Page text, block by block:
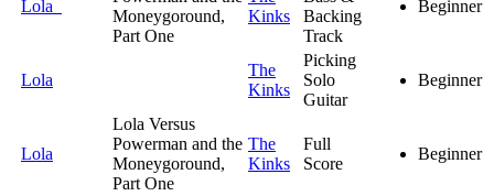
Lola
Moneygoround,
Part One
Kinks
Backing
Track
Beginner
Lola
The
Kinks
Picking
Solo
Guitar
Beginner
Lola
Lola Versus
Powerman and the
Moneygoround,
Part One
The
Kinks
Full
Score
Beginner